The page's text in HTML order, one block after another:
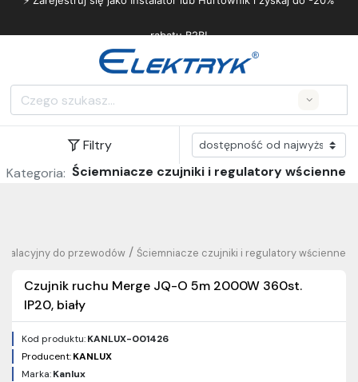
rabatu B2B!
Filtry
Kategoria: Ściemniacze czujniki i regulatory wścienne
Ściemniacze czujniki i regulatory wścienne
/
do przewodów
Czujnik ruchu Merge JQ-O 5m 2000W 360st.
IP20, biały
Kod produktu:KANLUX-001426
Producent:KANLUX
Marka:Kanlux